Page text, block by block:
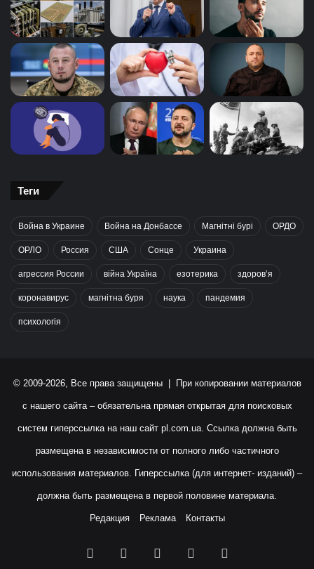
Теги
Война в Украине Война на Донбассе Магнітні бурі ОРДО
ОРЛО Россия США Сонце Украина
агрессия России війна Україна езотерика здоров’я
коронавирус магнітна буря наука пандемия
психологія
© 2009-2026, Все права защищены | При копировании материалов
с нашего сайта – обязательна прямая открытая для поисковых
систем гиперссылка на наш сайт pl.com.ua. Ссылка должна быть
размещена в независимости от полного либо частичного
использования материалов. Гиперссылка (для интернет- изданий) –
должна быть размещена в первой половине материала.
Редакция Реклама Контакты
Facebook YouTubeInstagram